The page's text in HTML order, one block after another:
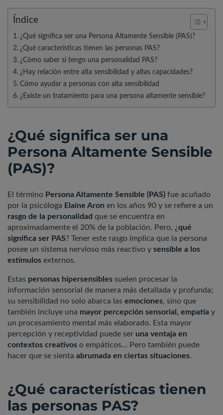
Índice
¿Qué significa ser una Persona Altamente Sensible (PAS)?
¿Qué características tienen las personas PAS?
¿Cómo saber si tengo una personalidad PAS?
¿Hay relación entre alta sensibilidad y altas capacidades?
Cómo ayudar a personas con alta sensibilidad
¿Existe un tratamiento para una persona altamente sensible?
¿Qué significa ser una
Persona Altamente Sensible
(PAS)?
El término Persona Altamente Sensible (PAS) fue acuñado
por la psicóloga Elaine Aron en los años 90 y se refiere a un
rasgo de la personalidad que se encuentra en
aproximadamente el 20% de la población. Pero, ¿qué
significa ser PAS? Tener este rasgo implica que la persona
posee un sistema nervioso más reactivo y sensible a los
estímulos externos.
Estas personas hipersensibles suelen procesar la
información sensorial de manera más detallada y profunda;
su sensibilidad no solo abarca las emociones, sino que
también incluye una mayor percepción sensorial, empatía y
un procesamiento mental más elaborado. Esta mayor
percepción y receptividad puede ser una ventaja en
contextos creativos o empáticos… Pero también puede
hacer que se sienta abrumada en ciertas situaciones.
¿Qué características tienen
las personas PAS?